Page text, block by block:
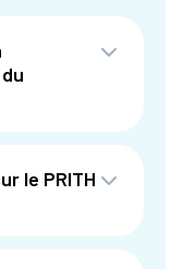
le PRITH